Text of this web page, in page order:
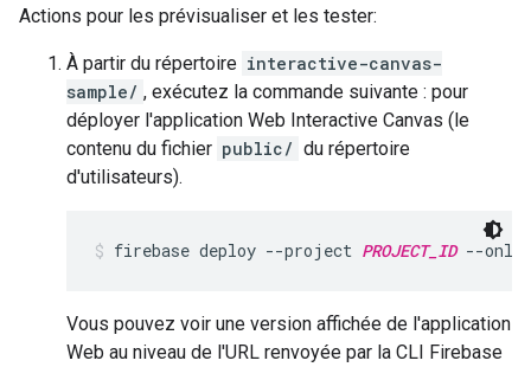
Actions pour les prévisualiser et les tester:
À partir du répertoire interactive-canvas-
sample/ , exécutez la commande suivante : pour
déployer l'application Web Interactive Canvas (le
contenu du fichier public/ du répertoire
d'utilisateurs).
firebase deploy --project PROJECT_ID --only
Vous pouvez voir une version affichée de l'application
Web au niveau de l'URL renvoyée par la CLI Firebase